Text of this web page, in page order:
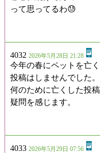
って思ってるわ😓
4032 2026年5月28日 21:28
今年の春にペットを亡
投稿はしませんでした。
何のために亡くした投
疑問を感じます。
4033 2026年5月29日 07:56